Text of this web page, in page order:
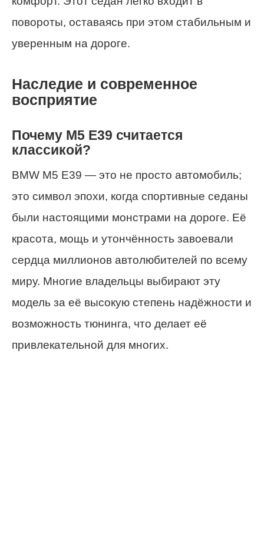
повороты, оставаясь при этом стабильным и
уверенным на дороге.
Наследие и современное
восприятие
Почему M5 E39 считается
классикой?
BMW M5 E39 — это не просто автомобиль;
это символ эпохи, когда спортивные седаны
были настоящими монстрами на дороге. Её
красота, мощь и утончённость завоевали
сердца миллионов автолюбителей по всему
миру. Многие владельцы выбирают эту
модель за её высокую степень надёжности и
возможность тюнинга, что делает её
привлекательной для многих.